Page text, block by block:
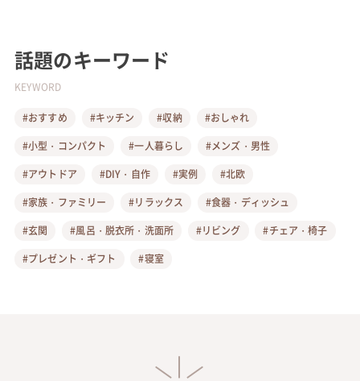
話題のキーワード
KEYWORD
#おすすめ #キッチン #収納
#おしゃれ
#小型・コンパクト
#一人暮らし
#メンズ・男性
#アウトドア
#DIY・自作 #実例
#北欧
#家族・ファミリー
#リラックス
#食器・ディッシュ
#玄関
#風呂・脱衣所・洗面所 #リビング
#チェア・椅子
#プレゼント・ギフト
#寝室